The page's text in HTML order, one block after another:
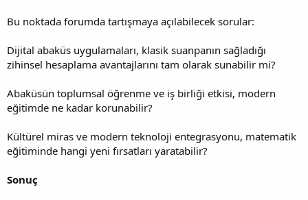
Bu noktada forumda tartışmaya açılabilecek sorular:
Dijital abaküs uygulamaları, klasik suanpanın sağladığı
zihinsel hesaplama avantajlarını tam olarak sunabilir mi?
Abaküsün toplumsal öğrenme ve iş birliği etkisi, modern
eğitimde ne kadar korunabilir?
Kültürel miras ve modern teknoloji entegrasyonu, matematik
eğitiminde hangi yeni fırsatları yaratabilir?
Sonuç